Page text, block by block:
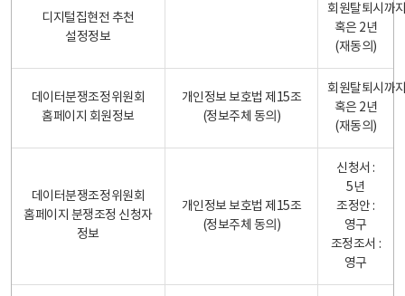
디지털집현전 추천
설정정보
회원탈퇴시까
혹은 2년
(재동의)
데이터분쟁조정위원회
홈페이지 회원정보
개인정보 보호법 제15조
(정보주체 동의)
회원탈퇴시까
혹은 2년
(재동의)
데이터분쟁조정위원회
홈페이지 분쟁조정 신청자
정보
개인정보 보호법 제15조
(정보주체 동의)
신청서 :
5년
조정안 :
영구
조정조서 :
영구